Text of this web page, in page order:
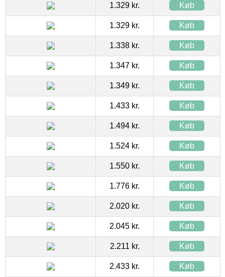
1.329 kr. Køb
1.329 kr. Køb
1.338 kr. Køb
1.347 kr. Køb
1.349 kr. Køb
1.433 kr. Køb
1.494 kr. Køb
1.524 kr. Køb
1.550 kr. Køb
1.776 kr. Køb
2.020 kr. Køb
2.045 kr. Køb
2.211 kr. Køb
2.433 kr. Køb